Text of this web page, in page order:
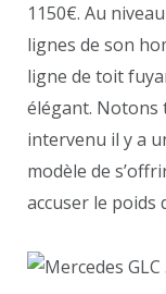
1150€. Au
lignes de son
ligne de toit
élégant. Notons
intervenu il y a
modèle de
accuser le poids